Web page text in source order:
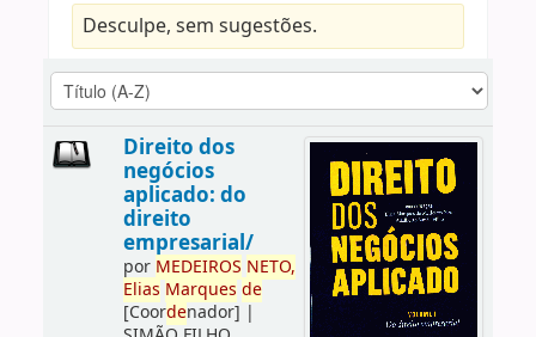
Desculpe, sem sugestões.
Direito dos
negócios
aplicado: do
direito
empresarial/
por MEDEIROS NETO,
Elias Marques de
[Coordenador] |